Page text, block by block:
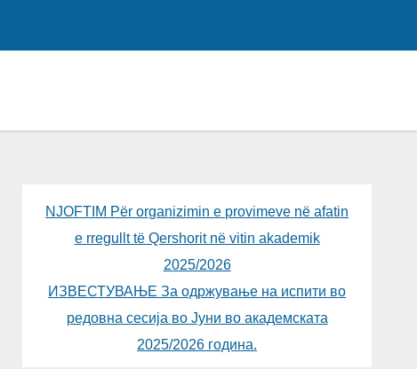
NJOFTIM Për organizimin e provimeve në afatin
e rregullt të Qershorit në vitin akademik
2025/2026
ИЗВЕСТУВАЊЕ За одржување на испити во
редовна сесија во Јуни во академската
2025/2026 година.